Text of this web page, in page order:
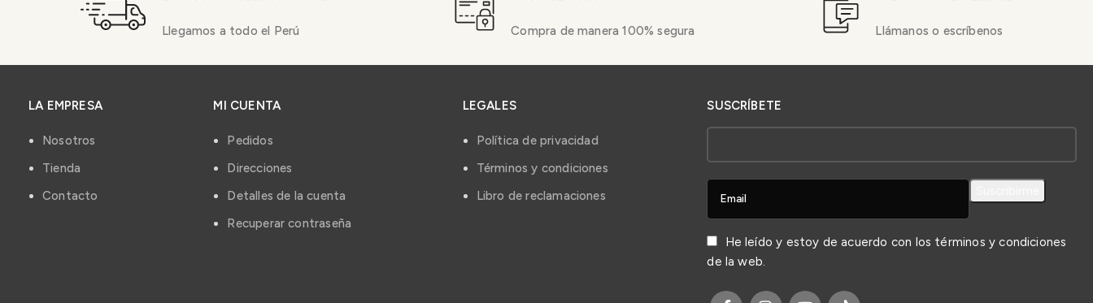
Llegamos a todo el Perú Compra de manera 100% segura Llámanos o escríbenos
LA EMPRESA
Nosotros
Tienda
Contacto
MI CUENTA
Pedidos
Direcciones
Detalles de la cuenta
Recuperar contraseña
LEGALES
Política de privacidad
Términos y condiciones
Libro de reclamaciones
SUSCRÍBETE
He leído y estoy de acuerdo con los términos y condiciones
de la web.